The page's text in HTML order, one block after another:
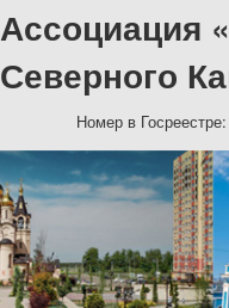
Ассоциация
Северного
Номер в Госреестре: